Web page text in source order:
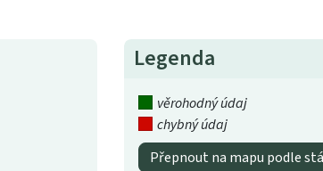
Legenda
věrohodný údaj
chybný údaj
Přepnout na mapu podle